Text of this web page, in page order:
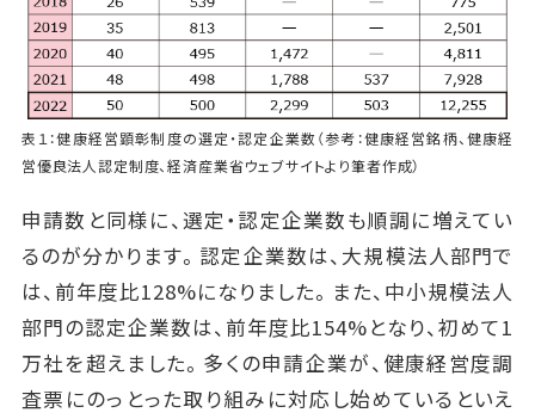
表１：健康経営顕彰制度の選定・認定企業数（参考：健康経営銘柄、健康経
営優良法人認定制度、経済産業省ウェブサイトより筆者作成）
申請数と同様に、選定・認定企業数も順調に増えてい
るのが分かります。認定企業数は、大規模法人部門で
は、前年度比128%になりました。また、中小規模法人
部門の認定企業数は、前年度比154%となり、初めて1
万社を超えました。多くの申請企業が、健康経営度調
査票にのっとった取り組みに対応し始めているといえ